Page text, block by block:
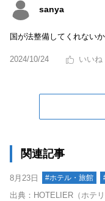
sanya
国が法整備してくれない
2024/10/24
関連記事
8月23日 #ホテル・旅館
出典：HOTELIER（ホテリ